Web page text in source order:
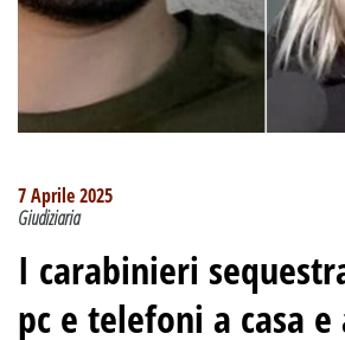
7 Aprile 2025
Giudiziaria
I carabinieri
pc e telefoni a casa